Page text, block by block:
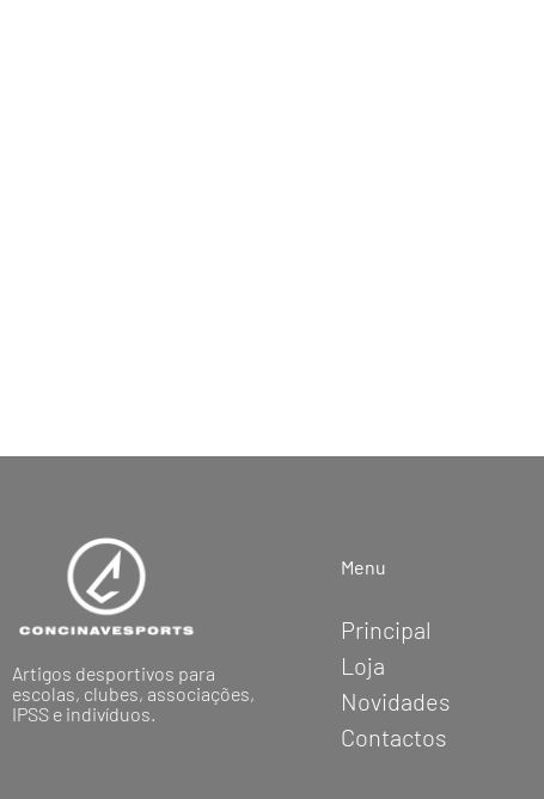
Artigos desportivos para
escolas, clubes, associações,
IPSS e indivíduos.
Menu
Principal
Loja
Novidades
Contactos